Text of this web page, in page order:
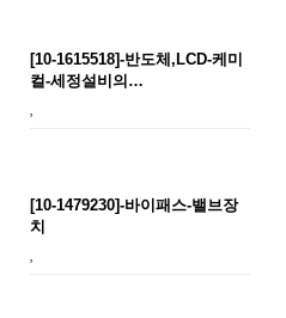
[10-1615518]-반도체,LCD-케미
컬-세정설비의…
[10-1479230]-바이패스-밸브장
치